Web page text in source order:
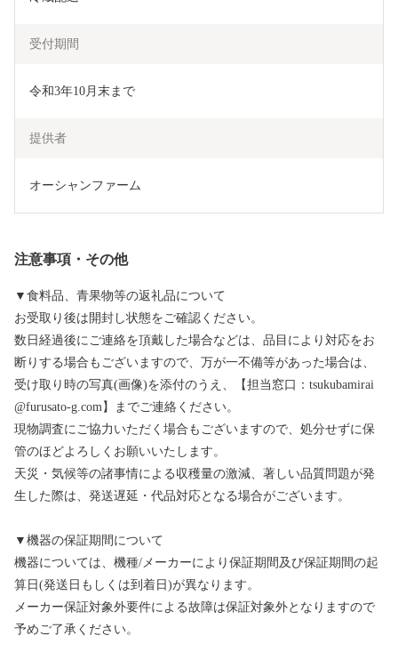
受付期間
令和3年10月末まで
提供者
オーシャンファーム
注意事項・その他
▼食料品、青果物等の返礼品について
お受取り後は開封し状態をご確認ください。
数日経過後にご連絡を頂戴した場合などは、品目により対応をお
断りする場合もございますので、万が一不備等があった場合は、
受け取り時の写真(画像)を添付のうえ、【担当窓口：tsukubamirai
@furusato-g.com】までご連絡ください。
現物調査にご協力いただく場合もございますので、処分せずに保
管のほどよろしくお願いいたします。
天災・気候等の諸事情による収穫量の激減、著しい品質問題が発
生した際は、発送遅延・代品対応となる場合がございます。
▼機器の保証期間について
機器については、機種/メーカーにより保証期間及び保証期間の起
算日(発送日もしくは到着日)が異なります。
メーカー保証対象外要件による故障は保証対象外となりますので
予めご了承ください。